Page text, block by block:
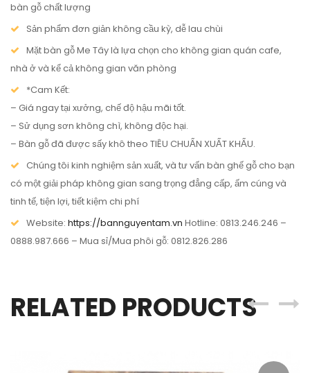
bàn gỗ chất lượng
Sản phẩm đơn giản không cầu kỳ, dễ lau chùi
Mặt bàn gỗ Me Tây là lựa chọn cho không gian quán cafe,
nhà ở và kể cả không gian văn phòng
*Cam Kết:
– Giá ngay tại xưởng, chế độ hậu mãi tốt.
– Sử dụng sơn không chì, không độc hại.
– Bàn gỗ đã được sấy khô theo TIÊU CHUẨN XUẤT KHẨU.
Chúng tôi kinh nghiệm sản xuất, và tư vấn bàn ghế gỗ cho bạn
có một giải pháp không gian sang trọng đẳng cấp, ấm cúng và
tinh tế, tiện lợi, tiết kiệm chi phí
Website: https://bannguyentam.vn Hotline: 0813.246.246 –
0888.987.666 – Mua sỉ/Mua phôi gỗ: 0812.826.286
RELATED PRODUCTS